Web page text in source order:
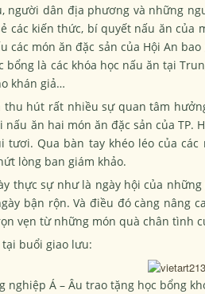
người dân địa phương và những
các kiến thức, bí quyết nấu ăn
các món ăn đặc sản của Hội An
bổng là các khóa học nấu ăn tại
khán giả…
thu hút rất nhiều sự quan tâm
ăn hai món ăn đặc sản của TP.
tươi. Qua bàn tay khéo léo của
lòng ban giám khảo.
thực sự như là ngày hội của
bận rộn. Và điều đó càng nâng
vẹn từ những món quà chân tình
buổi giao lưu:
nghiệp Á – Âu trao tặng học bổng